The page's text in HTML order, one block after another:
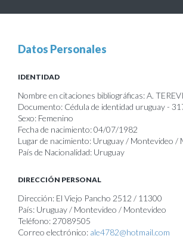
Datos Personales
IDENTIDAD
Nombre en citaciones bibliográficas: A.
Documento: Cédula de identidad uruguay -
Sexo: Femenino
Fecha de nacimiento: 04/07/1982
Lugar de nacimiento: Uruguay / Montevideo /
País de Nacionalidad: Uruguay
DIRECCIÓN PERSONAL
Dirección: El Viejo Pancho 2512 / 11300
País: Uruguay / Montevideo / Montevideo
Teléfono: 27089505
Correo electrónico: ale4782@hotmail.com